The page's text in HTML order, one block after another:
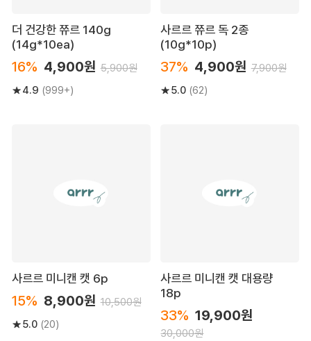
더 건강한 쮸르 140g
(14g*10ea)
16% 4,900원 5,900원
4.9 (999+)
사르르 쮸르 독 2종
(10g*10p)
37% 4,900원 7,900원
5.0 (62)
사르르 미니캔 캣 6p
15% 8,900원 10,500원
5.0 (20)
사르르 미니캔 캣 대용량
18p
33% 19,900원
30,000원